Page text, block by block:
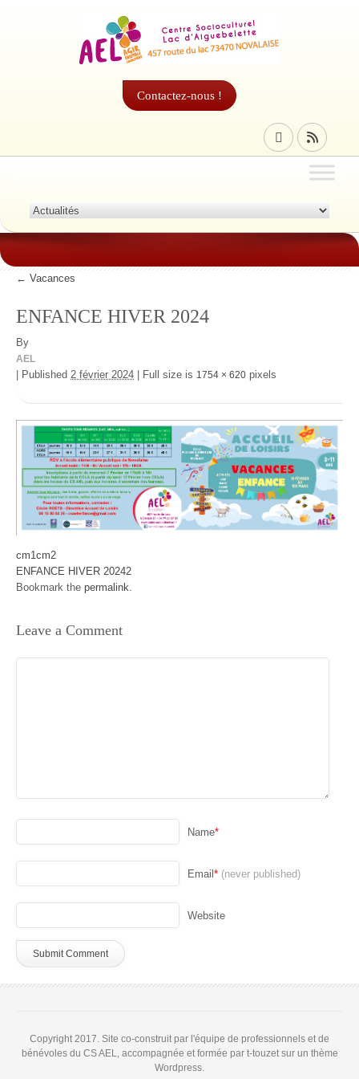
Contactez-nous !
← Vacances
ENFANCE HIVER 2024
By
AEL
Published 2 février 2024 Full size is 1754 × 620 pixels
cm1cm2
ENFANCE HIVER 20242
Bookmark the permalink.
Leave a Comment
Name*
Email * (never published)
Website
Copyright 2017. Site co-construit par l'équipe de professionnels et de
bénévoles du CS AEL, accompagnée et formée par t-touzet sur un thème
Wordpress.